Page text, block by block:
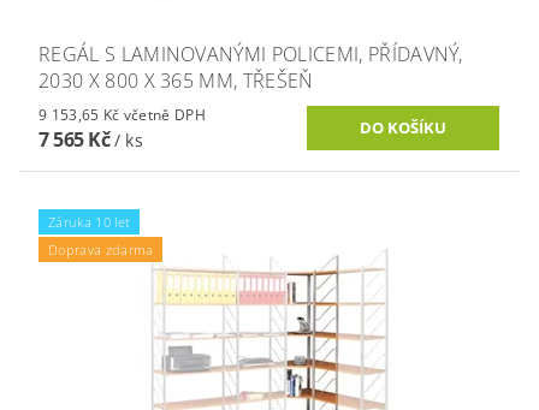
REGÁL S LAMINOVANÝMI POLICEMI, PŘÍDAVNÝ,
2030 X 800 X 365 MM, TŘEŠEŇ
9 153,65 Kč včetně DPH
7 565 Kč/ ks
Záruka 10 let
Doprava zdarma